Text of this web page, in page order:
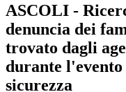
ASCOLI -
denuncia dei
trovato dagli
durante
sicurezza